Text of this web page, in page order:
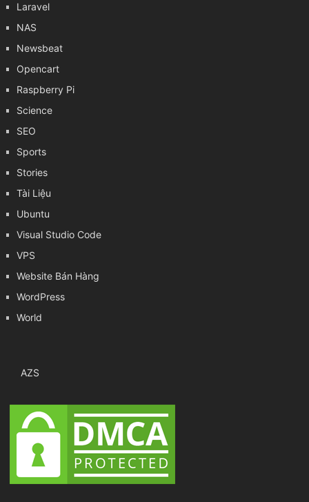
Laravel
NAS
Newsbeat
Opencart
Raspberry Pi
Science
SEO
Sports
Stories
Tài Liệu
Ubuntu
Visual Studio Code
VPS
Website Bán Hàng
WordPress
World
AZS